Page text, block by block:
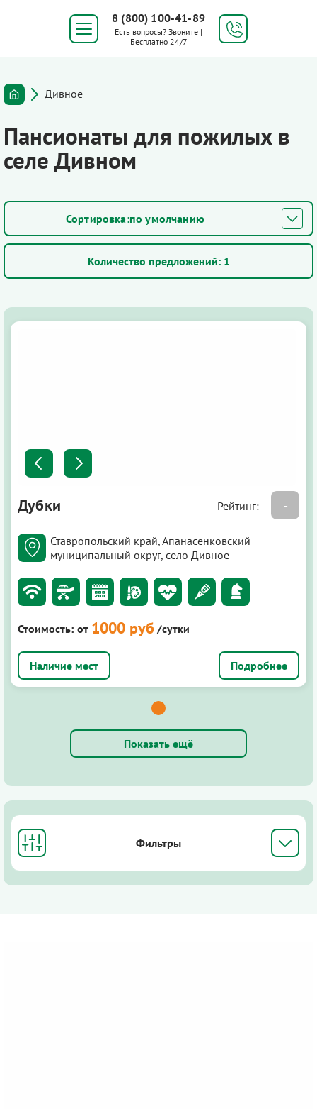
8 (800) 100-41-89
Есть вопросы? Звоните |
Бесплатно 24/7
Дивное
Пансионаты для пожилых в
селе Дивном
по умолчанию
Количество предложений: 1
Дубки Рейтинг: -
Ставропольский край, Апанасенковский
муниципальный округ, село Дивное
Стоимость: от 1000 руб /сутки
Подробнее
Показать ещё
Фильтры